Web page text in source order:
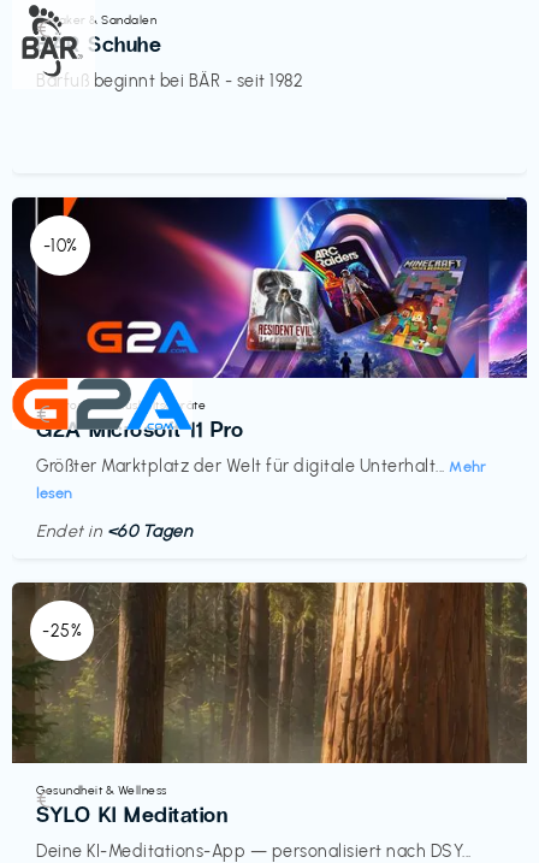
Sneaker & Sandalen
BÄR Schuhe
Barfuß beginnt bei BÄR - seit 1982
€‎
-10%
Elektronik & Haushaltsgeräte
G2A Microsoft 11 Pro
Größter Marktplatz der Welt für digitale Unterhalt... Mehr
lesen
€‎
Endet in <60 Tagen
-25%
Gesundheit & Wellness
SYLO KI Meditation
Deine KI-Meditations-App — personalisiert nach DSY...
€‎